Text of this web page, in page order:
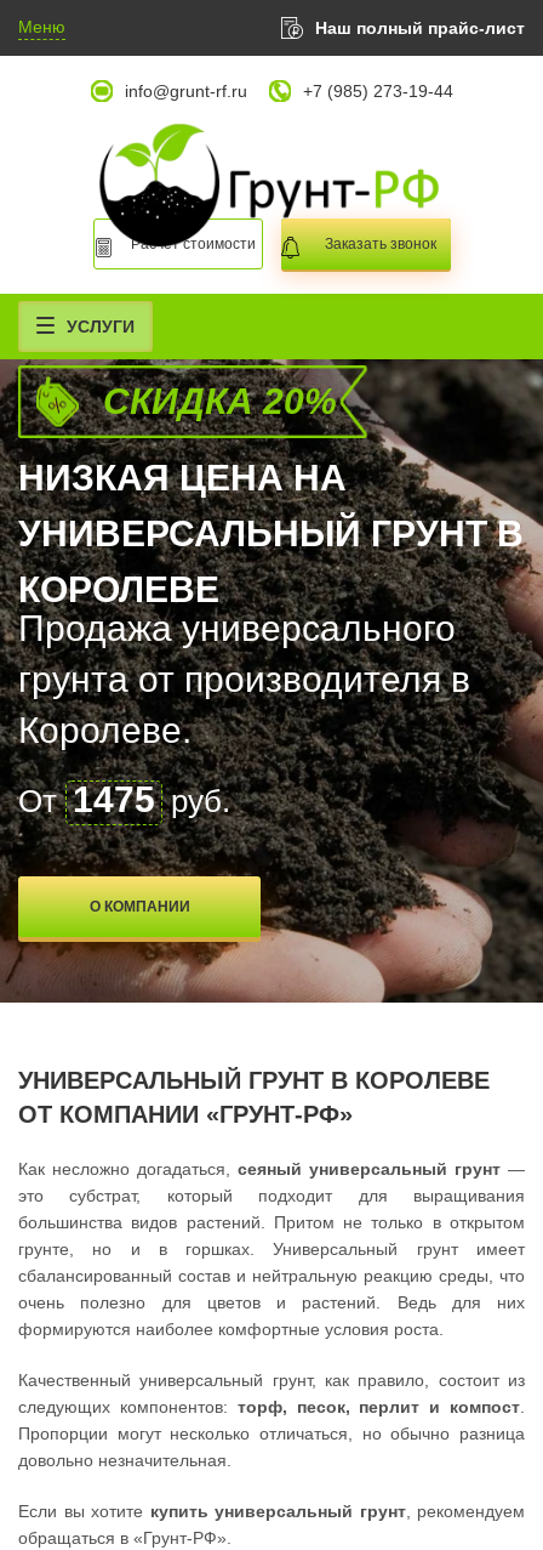
Меню Наш полный прайс-лист
info@grunt-rf.ru +7 (985) 273-19-44
Расчет стоимости Заказать звонок
УСЛУГИ
СКИДКА 20%
НИЗКАЯ ЦЕНА НА
УНИВЕРСАЛЬНЫЙ ГРУНТ В
КОРОЛЕВЕ
Продажа универсального
грунта от производителя в
Королеве.
От 1475 руб.
О КОМПАНИИ
УНИВЕРСАЛЬНЫЙ ГРУНТ В КОРОЛЕВЕ
ОТ КОМПАНИИ «ГРУНТ-РФ»
Как несложно догадаться, сеяный универсальный грунт —
это субстрат, который подходит для выращивания
большинства видов растений. Притом не только в открытом
грунте, но и в горшках. Универсальный грунт имеет
сбалансированный состав и нейтральную реакцию среды, что
очень полезно для цветов и растений. Ведь для них
формируются наиболее комфортные условия роста.
Качественный универсальный грунт, как правило, состоит из
следующих компонентов: торф, песок, перлит и компост
Пропорции могут несколько отличаться, но обычно разница
довольно незначительная.
Если вы хотите купить универсальный грунт, рекомендуем
обращаться в «Грунт-РФ».